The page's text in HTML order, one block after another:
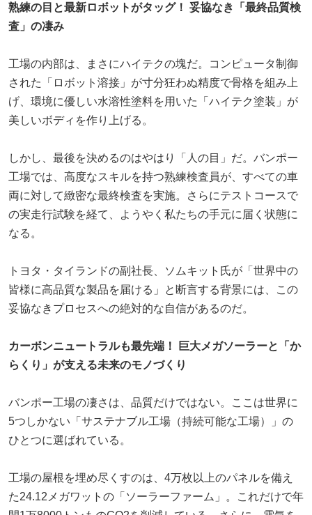
熟練の目と最新ロボットがタッグ！ 妥協なき「最終品質検
査」の凄み
工場の内部は、まさにハイテクの塊だ。コンピュータ制御
された「ロボット溶接」が寸分狂わぬ精度で骨格を組み上
げ、環境に優しい水溶性塗料を用いた「ハイテク塗装」が
美しいボディを作り上げる。
しかし、最後を決めるのはやはり「人の目」だ。バンポー
工場では、高度なスキルを持つ熟練検査員が、すべての車
両に対して緻密な最終検査を実施。さらにテストコースで
の実走行試験を経て、ようやく私たちの手元に届く状態に
なる。
トヨタ・タイランドの副社長、ソムキット氏が「世界中の
皆様に高品質な製品を届ける」と断言する背景には、この
妥協なきプロセスへの絶対的な自信があるのだ。
カーボンニュートラルも最先端！ 巨大メガソーラーと「か
らくり」が支える未来のモノづくり
バンポー工場の凄さは、品質だけではない。ここは世界に
5つしかない「サステナブル工場（持続可能な工場）」の
ひとつに選ばれている。
工場の屋根を埋め尽くすのは、4万枚以上のパネルを備え
た24.12メガワットの「ソーラーファーム」。これだけで年